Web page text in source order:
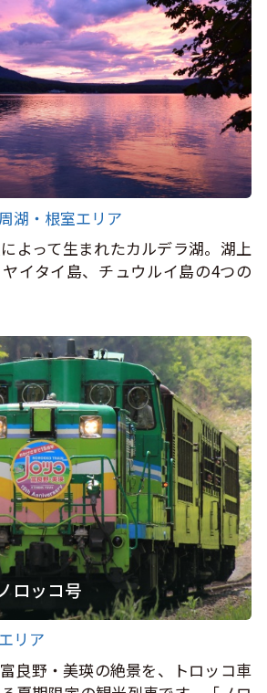
湖・根室エリア
よって生まれたカルデラ湖。湖上
イタイ島、チュウルイ島の4つの
ロッコ号
リア
良野・美瑛の絶景を、トロッコ車